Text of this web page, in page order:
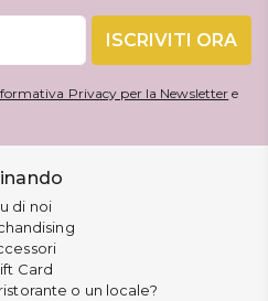
ISCRIVITI ORA
Privacy per la Newsletter e
di noi
Card
o un locale?